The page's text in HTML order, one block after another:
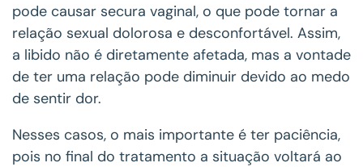
pode causar secura vaginal, o que pode tornar a
relação sexual dolorosa e desconfortável. Assim,
a libido não é diretamente afetada, mas a vontade
de ter uma relação pode diminuir devido ao medo
de sentir dor.
Nesses casos, o mais importante é ter paciência,
pois no final do tratamento a situação voltará ao